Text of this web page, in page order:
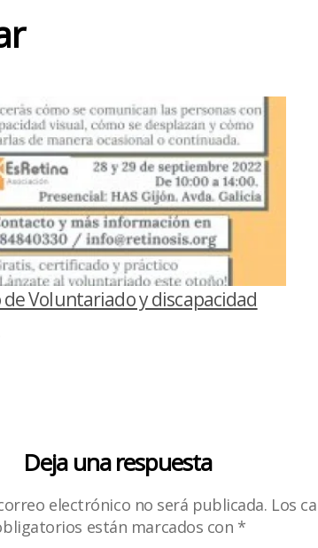
de Voluntariado y discapacidad
Deja una respuesta
electrónico no será publicada. Los
están marcados con *